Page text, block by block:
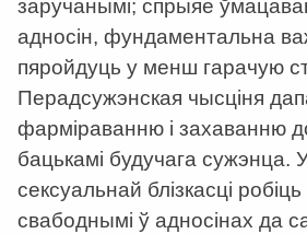
заручанымі; спрыяе
адносін, фундаментальна
пяройдуць у менш гарачую
Перадсужэнская чысціня
фарміраванню і захаванню
бацькамі будучага сужэнца.
сексуальнай блізкасці
свабоднымі ў адносінах да